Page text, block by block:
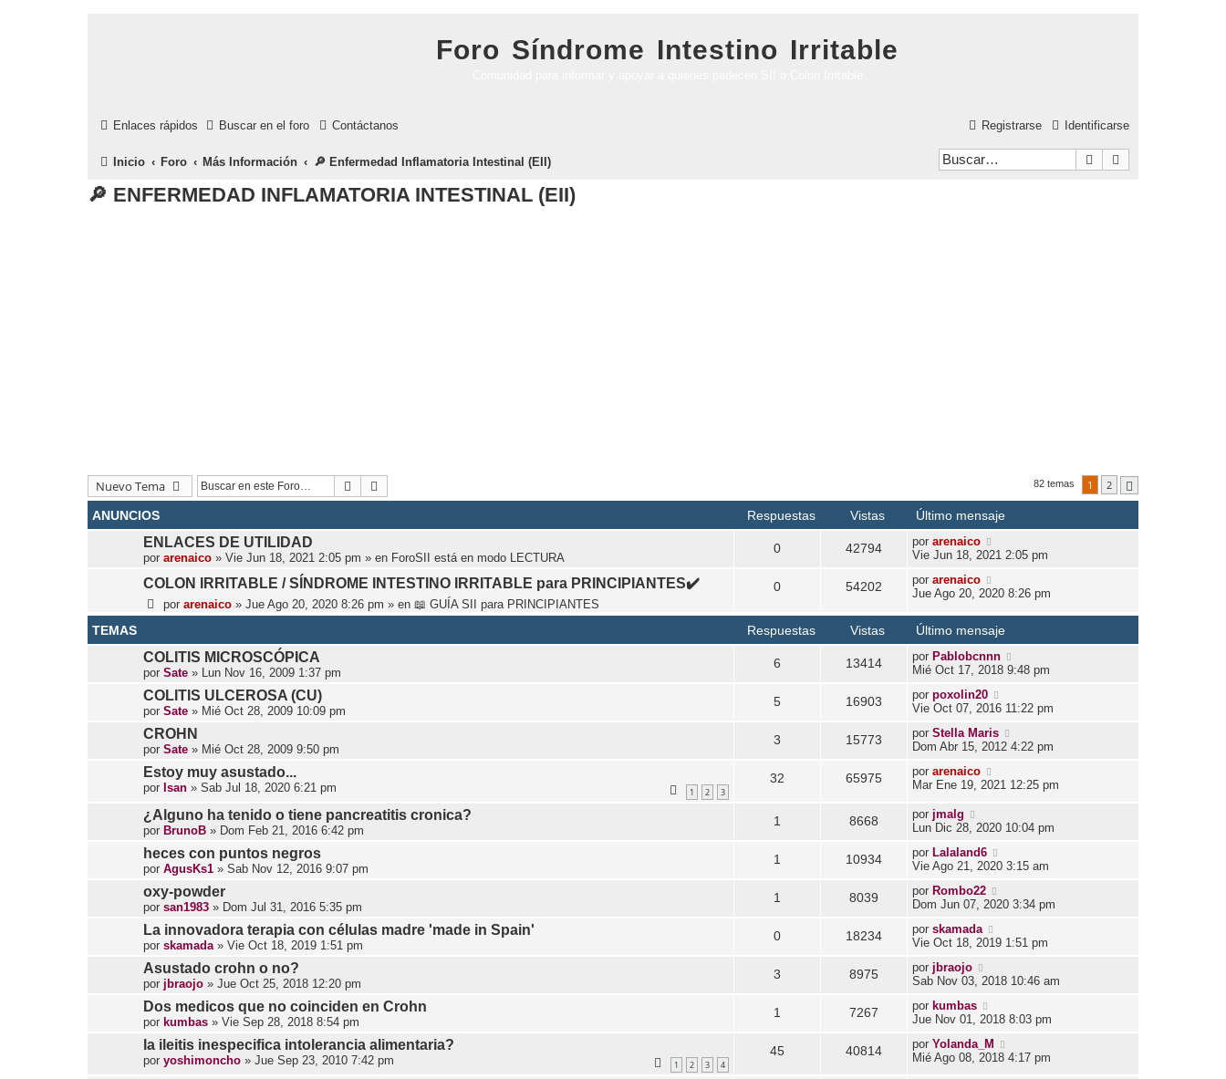
Foro Síndrome Intestino Irritable
Enlaces rápidos Buscar en el foro Contáctanos Identificarse
Registrarse
Inicio Foro Más Información 🔎 Enfermedad Inflamatoria Intestinal (EII) Buscar
🔎 ENFERMEDAD INFLAMATORIA INTESTINAL (EII)
Nuevo Tema Buscar 82 temas 1 2
ANUNCIOS Respuestas Vistas Último mensaje
ENLACES DE UTILIDAD
por arenaico » Vie Jun 18, 2021 2:05 pm » en ForoSII está en modo LECTURA
0 42794 por arenaico
Vie Jun 18, 2021 2:05 pm
COLON IRRITABLE / SÍNDROME INTESTINO IRRITABLE para PRINCIPIANTES✔️
por arenaico » Jue Ago 20, 2020 8:26 pm » en 📖 GUÍA SII para PRINCIPIANTES
0 54202 por arenaico
Jue Ago 20, 2020 8:26 pm
TEMAS Respuestas Vistas Último mensaje
COLITIS MICROSCÓPICA
por Sate » Lun Nov 16, 2009 1:37 pm
6 13414 por Pablobcnnn
Mié Oct 17, 2018 9:48 pm
COLITIS ULCEROSA (CU)
por Sate » Mié Oct 28, 2009 10:09 pm
5 16903 por poxolin20
Vie Oct 07, 2016 11:22 pm
CROHN
por Sate » Mié Oct 28, 2009 9:50 pm
3 15773 por Stella Maris
Dom Abr 15, 2012 4:22 pm
Estoy muy asustado...
por Isan » Sab Jul 18, 2020 6:21 pm 1 2 3
32 65975 por arenaico
Mar Ene 19, 2021 12:25 pm
¿Alguno ha tenido o tiene pancreatitis cronica?
por BrunoB » Dom Feb 21, 2016 6:42 pm
1 8668 por jmalg
Lun Dic 28, 2020 10:04 pm
heces con puntos negros
por AgusKs1 » Sab Nov 12, 2016 9:07 pm
1 10934 por Lalaland6
Vie Ago 21, 2020 3:15 am
oxy-powder
por san1983 » Dom Jul 31, 2016 5:35 pm
1 8039 por Rombo22
Dom Jun 07, 2020 3:34 pm
La innovadora terapia con células madre 'made in Spain'
por skamada» Vie Oct 18, 2019 1:51 pm
0 18234 por skamada
Vie Oct 18, 2019 1:51 pm
Asustado crohn o no?
por jbraojo » Jue Oct 25, 2018 12:20 pm
3 8975 por jbraojo
Sab Nov 03, 2018 10:46 am
Dos medicos que no coinciden en Crohn
por kumbas » Vie Sep 28, 2018 8:54 pm
1 7267 por kumbas
Jue Nov 01, 2018 8:03 pm
la ileitis inespecifica intolerancia alimentaria?
por yoshimoncho » Jue Sep 23, 2010 7:42 pm 1 2 3 4
45 40814 por Yolanda_M
Mié Ago 08, 2018 4:17 pm